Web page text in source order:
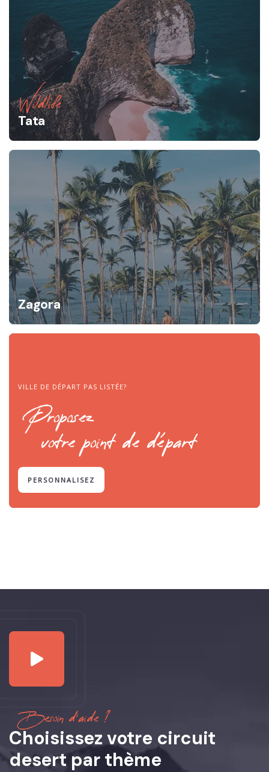
Wildlife
Tata
Zagora
VILLE DE DÉPART PAS LISTÉE?
Proposez
votre point de départ
PERSONNALISEZ
Besoin d'aide ?
Choisissez votre circuit
desert par thème